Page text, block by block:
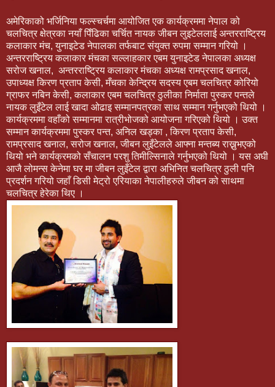
अमेरिकाको भर्जिनिया फल्स्चर्चमा आयोजित एक कार्यक्रममा नेपाल को
चलचित्र क्षेत्रका नयाँ पिँढिका चर्चित नायक जीबन लुइटेललाई अन्तरराष्ट्रिय
कलाकार मंच, युनाइटेड नेपालका तर्फबाट संयुक्त रुपमा सम्मान गरियो ।
अन्तरराष्ट्रिय कलाकार मंचका सल्लाहकार एबम युनाइटेड नेपालका अध्यक्ष
सरोज खनाल, अन्तरराष्ट्रिय कलाकार मंचका अध्यक्ष रामप्रसाद खनाल,
उपाध्यक्ष किरण प्रताप केसी, मँचका केन्द्रिय सदस्य एबम चलचित्र कोरियो
ग्राफर नबिन केसी, कलाकार एबम चलचित्र ठुलीका निर्माता पुस्कर पन्तले
नायक लुइँटेल लाई खादा ओढाइ सम्मानपत्रका साथ सम्मान गर्नुभएको थियो ।
कार्यक्रममा वहाँको सम्मानमा रात्रीभोजको आयोजना गरिएको थियो । उक्त
सम्मान कार्यक्रममा पुस्कर पन्त, अनिल खड्का , किरण प्रताप केसी,
रामप्रसाद खनाल, सरोज खनाल, जीबन लुइँटेलले आफ्ना मन्तब्य राख्नुभएको
थियो भने कार्यक्रमको सँचालन परशु तिमील्सिनाले गर्नुभएको थियो । यस अघी
आजै लोमन्स केनेमा घर मा जीबन लुइँटेल द्वारा अभिनित चलचित्र ठुली पनि
प्रदर्शन गरियो जहाँ डिसी मेट्रो एरियाका नेपालीहरुले जीबन को साथमा
चलचित्र हेरेका थिए ।